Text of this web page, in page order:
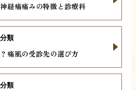
経痛痛みの特徴と診療科
痛風の受診先の選び方
類
類